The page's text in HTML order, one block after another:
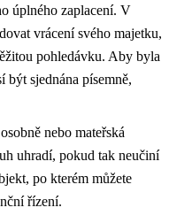
úplného zaplacení. V
vrácení svého majetku,
pohledávku. Aby byla
být sjednána písemně,
nebo mateřská
uhradí, pokud tak neučiní
po kterém můžete
řízení.